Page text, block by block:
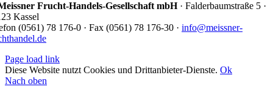
Frucht-Handels-Gesellschaft mbH· Falderbaumstraße 5 ·
Kassel
(0561) 78 176-0 · Fax (0561) 78 176-30 · info@meissner-
Page load link
Diese Website nutzt Cookies und Drittanbieter-Dienste. Ok
Nach oben